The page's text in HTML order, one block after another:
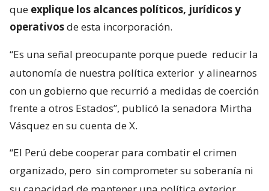
que explique los alcances políticos, jurídicos y
operativosde esta incorporación.
“Es una señal preocupante porque puede reducir la
autonomía de nuestra política exterior y alinearnos
con un gobierno que recurrió a medidas de coerción
frente a otros Estados”, publicó la senadora Mirtha
Vásquez en su cuenta de X.
“El Perú debe cooperar para combatir el crimen
organizado, pero sin comprometer su soberanía ni